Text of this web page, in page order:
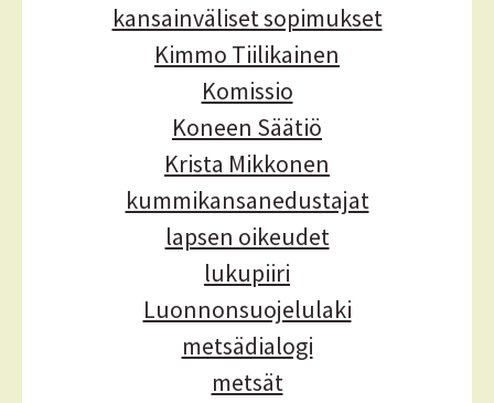
kansainväliset sopimukset
Kimmo Tiilikainen
Komissio
Koneen Säätiö
Krista Mikkonen
kummikansanedustajat
lapsen oikeudet
lukupiiri
Luonnonsuojelulaki
metsädialogi
metsät